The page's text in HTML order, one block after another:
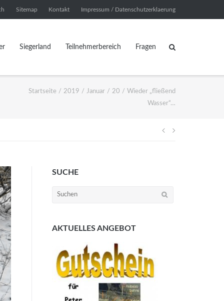
Sitemap Kontakt Impressum / Datenschutzerklaerung
Siegerland Teilnehmerbereich Fragen
Startseite / 2019 / Januar / 20 / Wieder „fließend
Wasser“…
SUCHE
Suchen
AKTUELLES ANGEBOT